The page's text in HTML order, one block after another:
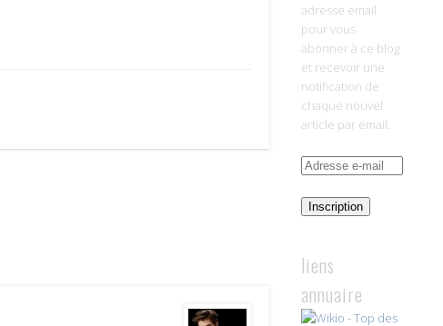
adresse email
pour vous
abonner à ce blog
et recevoir une
notification de
chaque nouvel
article par email.
Adresse
mailInscription
liens
annuaire